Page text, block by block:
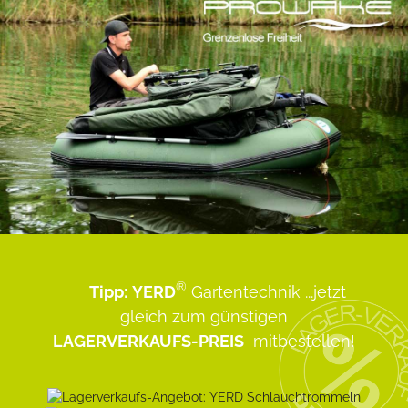
Tipp: YERD® Gartentechnik ...jetzt
gleich zum günstigen
LAGERVERKAUFS-PREIS mitbestellen!